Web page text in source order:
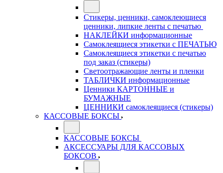
Стикеры, ценники, самоклеющиеся
ценники, липкие ленты с печатью
НАКЛЕЙКИ информационные
Самоклеящиеся этикетки с ПЕЧАТЬЮ
Самоклеящиеся этикетки с печатью
под заказ (стикеры)
Светоотражающие ленты и пленки
ТАБЛИЧКИ информационные
Ценники КАРТОННЫЕ и
БУМАЖНЫЕ
ЦЕННИКИ самоклеящиеся (стикеры)
КАССОВЫЕ БОКСЫ
КАССОВЫЕ БОКСЫ
АКСЕССУАРЫ ДЛЯ КАССОВЫХ
БОКСОВ